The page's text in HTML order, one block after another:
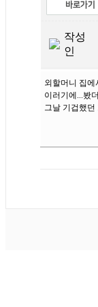
작성
인
외할머니 집
이러기에...봤
그날 기겁했던